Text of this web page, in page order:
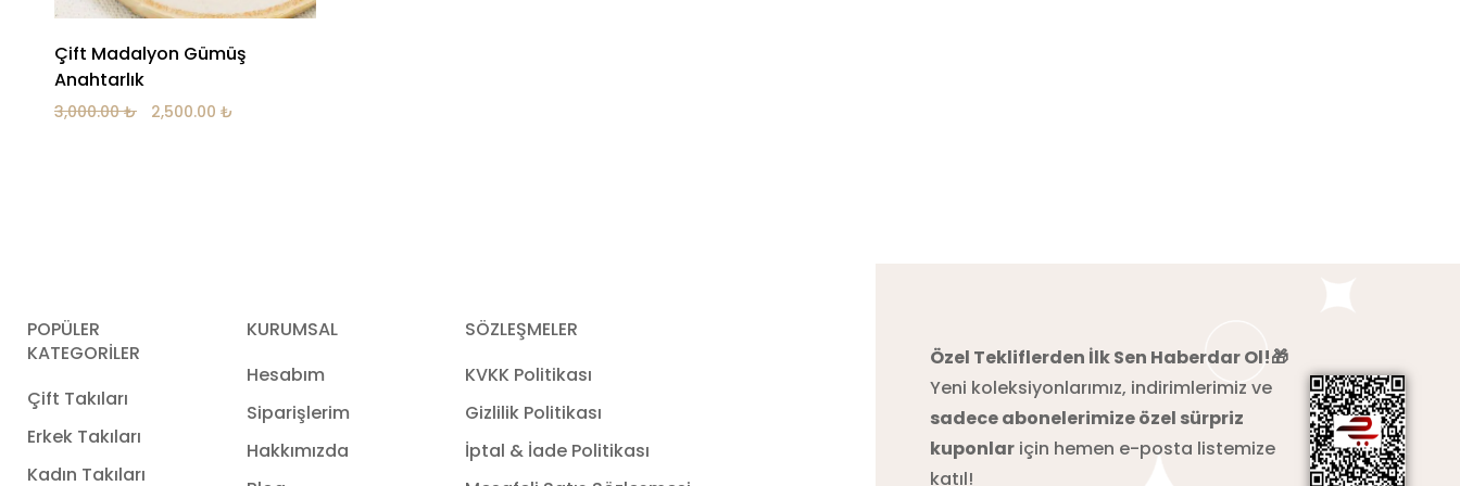
Çift Madalyon Gümüş
Anahtarlık
3,000.00₺ 2,500.00 ₺
POPÜLER
KATEGORİLER
Çift Takıları
Erkek Takıları
Kadın Takıları
KURUMSAL
Hesabım
Siparişlerim
Hakkımızda
SÖZLEŞMELER
KVKK Politikası
Gizlilik Politikası
İptal & İade Politikası
Özel Tekliflerden İlk Sen Haberdar Ol!🎁
Yeni koleksiyonlarımız, indirimlerimiz ve
sadece abonelerimize özel sürpriz
kuponlar için hemen e-posta listemize
katıl!